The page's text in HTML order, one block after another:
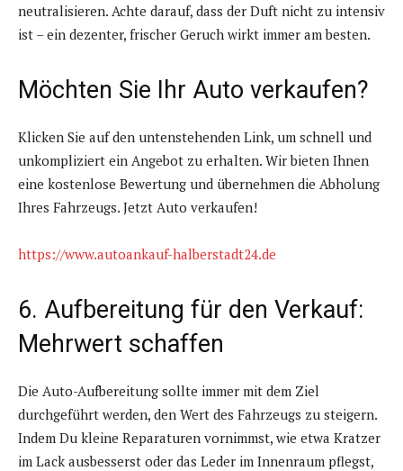
neutralisieren. Achte darauf, dass der Duft nicht zu intensiv
ist – ein dezenter, frischer Geruch wirkt immer am besten.
Möchten Sie Ihr Auto verkaufen?
Klicken Sie auf den untenstehenden Link, um schnell und
unkompliziert ein Angebot zu erhalten. Wir bieten Ihnen
eine kostenlose Bewertung und übernehmen die Abholung
Ihres Fahrzeugs. Jetzt Auto verkaufen!
https://www.autoankauf-halberstadt24.de
6. Aufbereitung für den Verkauf:
Mehrwert schaffen
Die Auto-Aufbereitung sollte immer mit dem Ziel
durchgeführt werden, den Wert des Fahrzeugs zu steigern.
Indem Du kleine Reparaturen vornimmst, wie etwa Kratzer
im Lack ausbesserst oder das Leder im Innenraum pflegst,